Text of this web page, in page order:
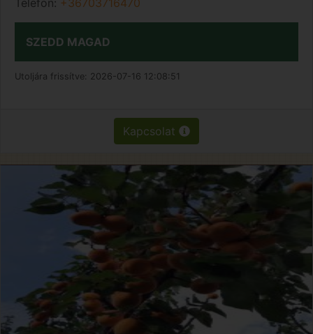
SZEDD MAGAD
Utoljára frissítve: 2026-07-16 12:08:51
Kapcsolat